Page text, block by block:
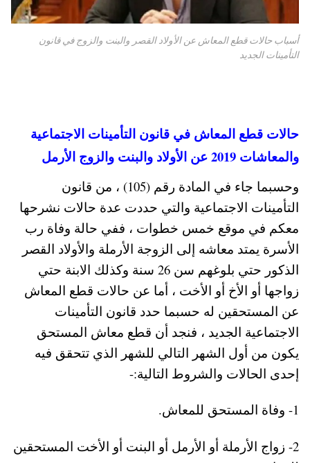
أسباب حالات قطع المعاش عن الأولاد القصر والبنت والزوج في قانون
التأمينات الجديد
حالات قطع المعاش في قانون التأمينات الاجتماعية
والمعاشات 2019 عن الأولاد والبنت والزوج الأرمل
وحسبما جاء في المادة رقم (105) ، من قانون
التأمينات الاجتماعية والتي حددت عدة حالات نشرحها
معكم في موقع خمس خطوات ، ففي حالة وفاة رب
الأسرة يمتد معاشه إلى الزوجة الأرملة والأولاد القصر
الذكور حتي بلوغهم سن 26 سنة وكذلك الابنة حتي
زواجها أو الأخ أو الأخت ، أما عن حالات قطع المعاش
عن المستحقين له حسبما حدد قانون التأمينات
الاجتماعية الجديد ، فنجد أن قطع معاش المستحق
يكون من أول الشهر التالي للشهر الذي تتحقق فيه
إحدى الحالات والشروط التالية:-
1- وفاة المستحق للمعاش.
2- زواج الأرملة أو الأرمل أو البنت أو الأخت المستحقين